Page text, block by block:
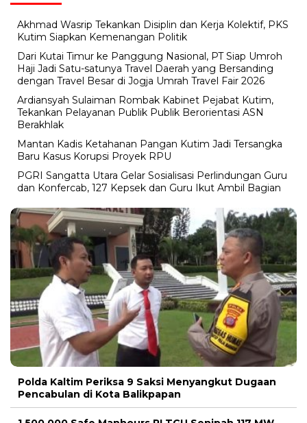
Akhmad Wasrip Tekankan Disiplin dan Kerja Kolektif, PKS
Kutim Siapkan Kemenangan Politik
Dari Kutai Timur ke Panggung Nasional, PT Siap Umroh
Haji Jadi Satu-satunya Travel Daerah yang Bersanding
dengan Travel Besar di Jogja Umrah Travel Fair 2026
Ardiansyah Sulaiman Rombak Kabinet Pejabat Kutim,
Tekankan Pelayanan Publik Publik Berorientasi ASN
Berakhlak
Mantan Kadis Ketahanan Pangan Kutim Jadi Tersangka
Baru Kasus Korupsi Proyek RPU
PGRI Sangatta Utara Gelar Sosialisasi Perlindungan Guru
dan Konfercab, 127 Kepsek dan Guru Ikut Ambil Bagian
Polda Kaltim Periksa 9 Saksi Menyangkut Dugaan
Pencabulan di Kota Balikpapan